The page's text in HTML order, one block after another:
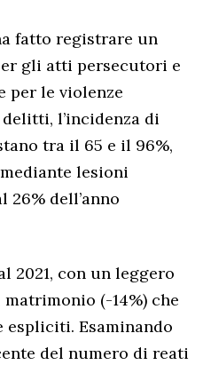
fatto registrare un
gli atti persecutori e
per le violenze
l’incidenza di
tra il 65 e il 96%,
lesioni
dell’anno
2021, con un leggero
(-14%) che
Esaminando
del numero di reati